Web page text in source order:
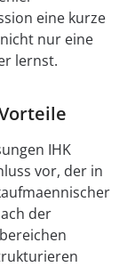
eine kurze
nur eine
lernst.
IHK
vor, der in
der